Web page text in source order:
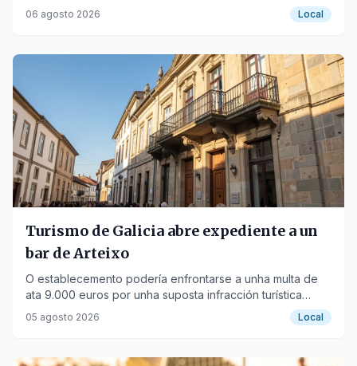
Feira do Libro e o Certame de Habaneras.
06 agosto 2026 Local
Turismo de Galicia abre expediente a un
bar de Arteixo
O establecemento podería enfrontarse a unha multa de
ata 9.000 euros por unha suposta infracción turística
grave.
05 agosto 2026 Local